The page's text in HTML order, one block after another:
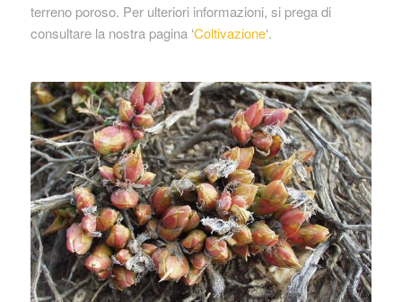
terreno poroso. Per ulteriori informazioni, si prega di
consultare la nostra pagina ‘Coltivazione‘.